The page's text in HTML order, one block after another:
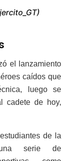
el lanzamiento
caídos que
luego se
cadete de hoy,
de la
una serie de